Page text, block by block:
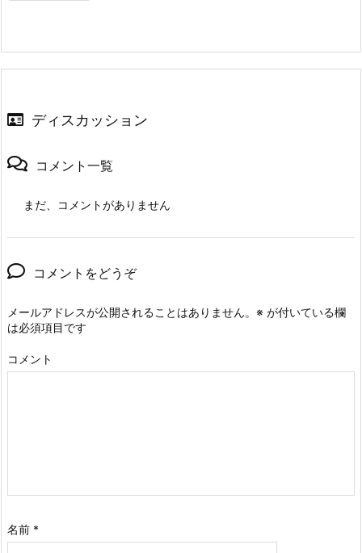
ディスカッション
コメント一覧
まだ、コメントがありません
コメントをどうぞ
メールアドレスが公開されることはありません。 ※ が付いている欄
は必須項目です
コメント
名前 *